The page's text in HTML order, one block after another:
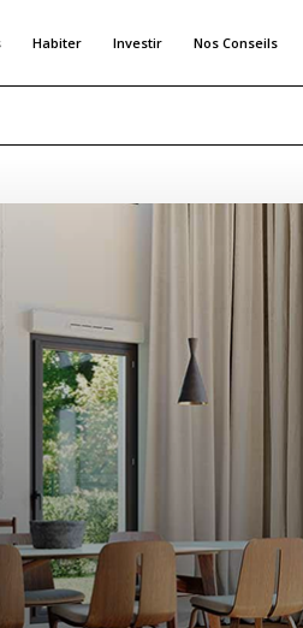
Habiter Investir Nos Conseils